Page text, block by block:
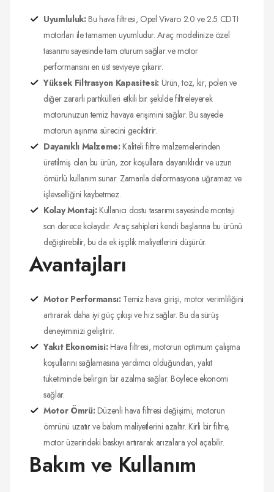
Uyumluluk: Bu hava filtresi, Opel Vivaro 2.0 ve 2.5 CDTI
motorları ile tamamen uyumludur. Araç modelinize özel
tasarımı sayesinde tam oturum sağlar ve motor
performansını en üst seviyeye çıkarır.
Yüksek Filtrasyon Kapasitesi: Ürün, toz, kir, polen ve
diğer zararlı partikülleri etkili bir şekilde filtreleyerek
motorunuzun temiz havaya erişimini sağlar. Bu sayede
motorun aşınma sürecini geciktirir.
Dayanıklı Malzeme: Kaliteli filtre malzemelerinden
üretilmiş olan bu ürün, zor koşullara dayanıklıdır ve uzun
ömürlü kullanım sunar. Zamanla deformasyona uğramaz ve
işlevselliğini kaybetmez.
Kolay Montaj: Kullanıcı dostu tasarımı sayesinde montajı
son derece kolaydır. Araç sahipleri kendi başlarına bu ürünü
değiştirebilir, bu da ek işçilik maliyetlerini düşürür.
Avantajları
Motor Performansı: Temiz hava girişi, motor verimliliğini
artırarak daha iyi güç çıkışı ve hız sağlar. Bu da sürüş
deneyiminizi geliştirir.
Yakıt Ekonomisi: Hava filtresi, motorun optimum çalışma
koşullarını sağlamasına yardımcı olduğundan, yakıt
tüketiminde belirgin bir azalma sağlar. Böylece ekonomi
sağlar.
Motor Ömrü: Düzenli hava filtresi değişimi, motorun
ömrünü uzatır ve bakım maliyetlerini azaltır. Kirli bir filtre,
motor üzerindeki baskıyı artırarak arızalara yol açabilir.
Bakım ve Kullanım